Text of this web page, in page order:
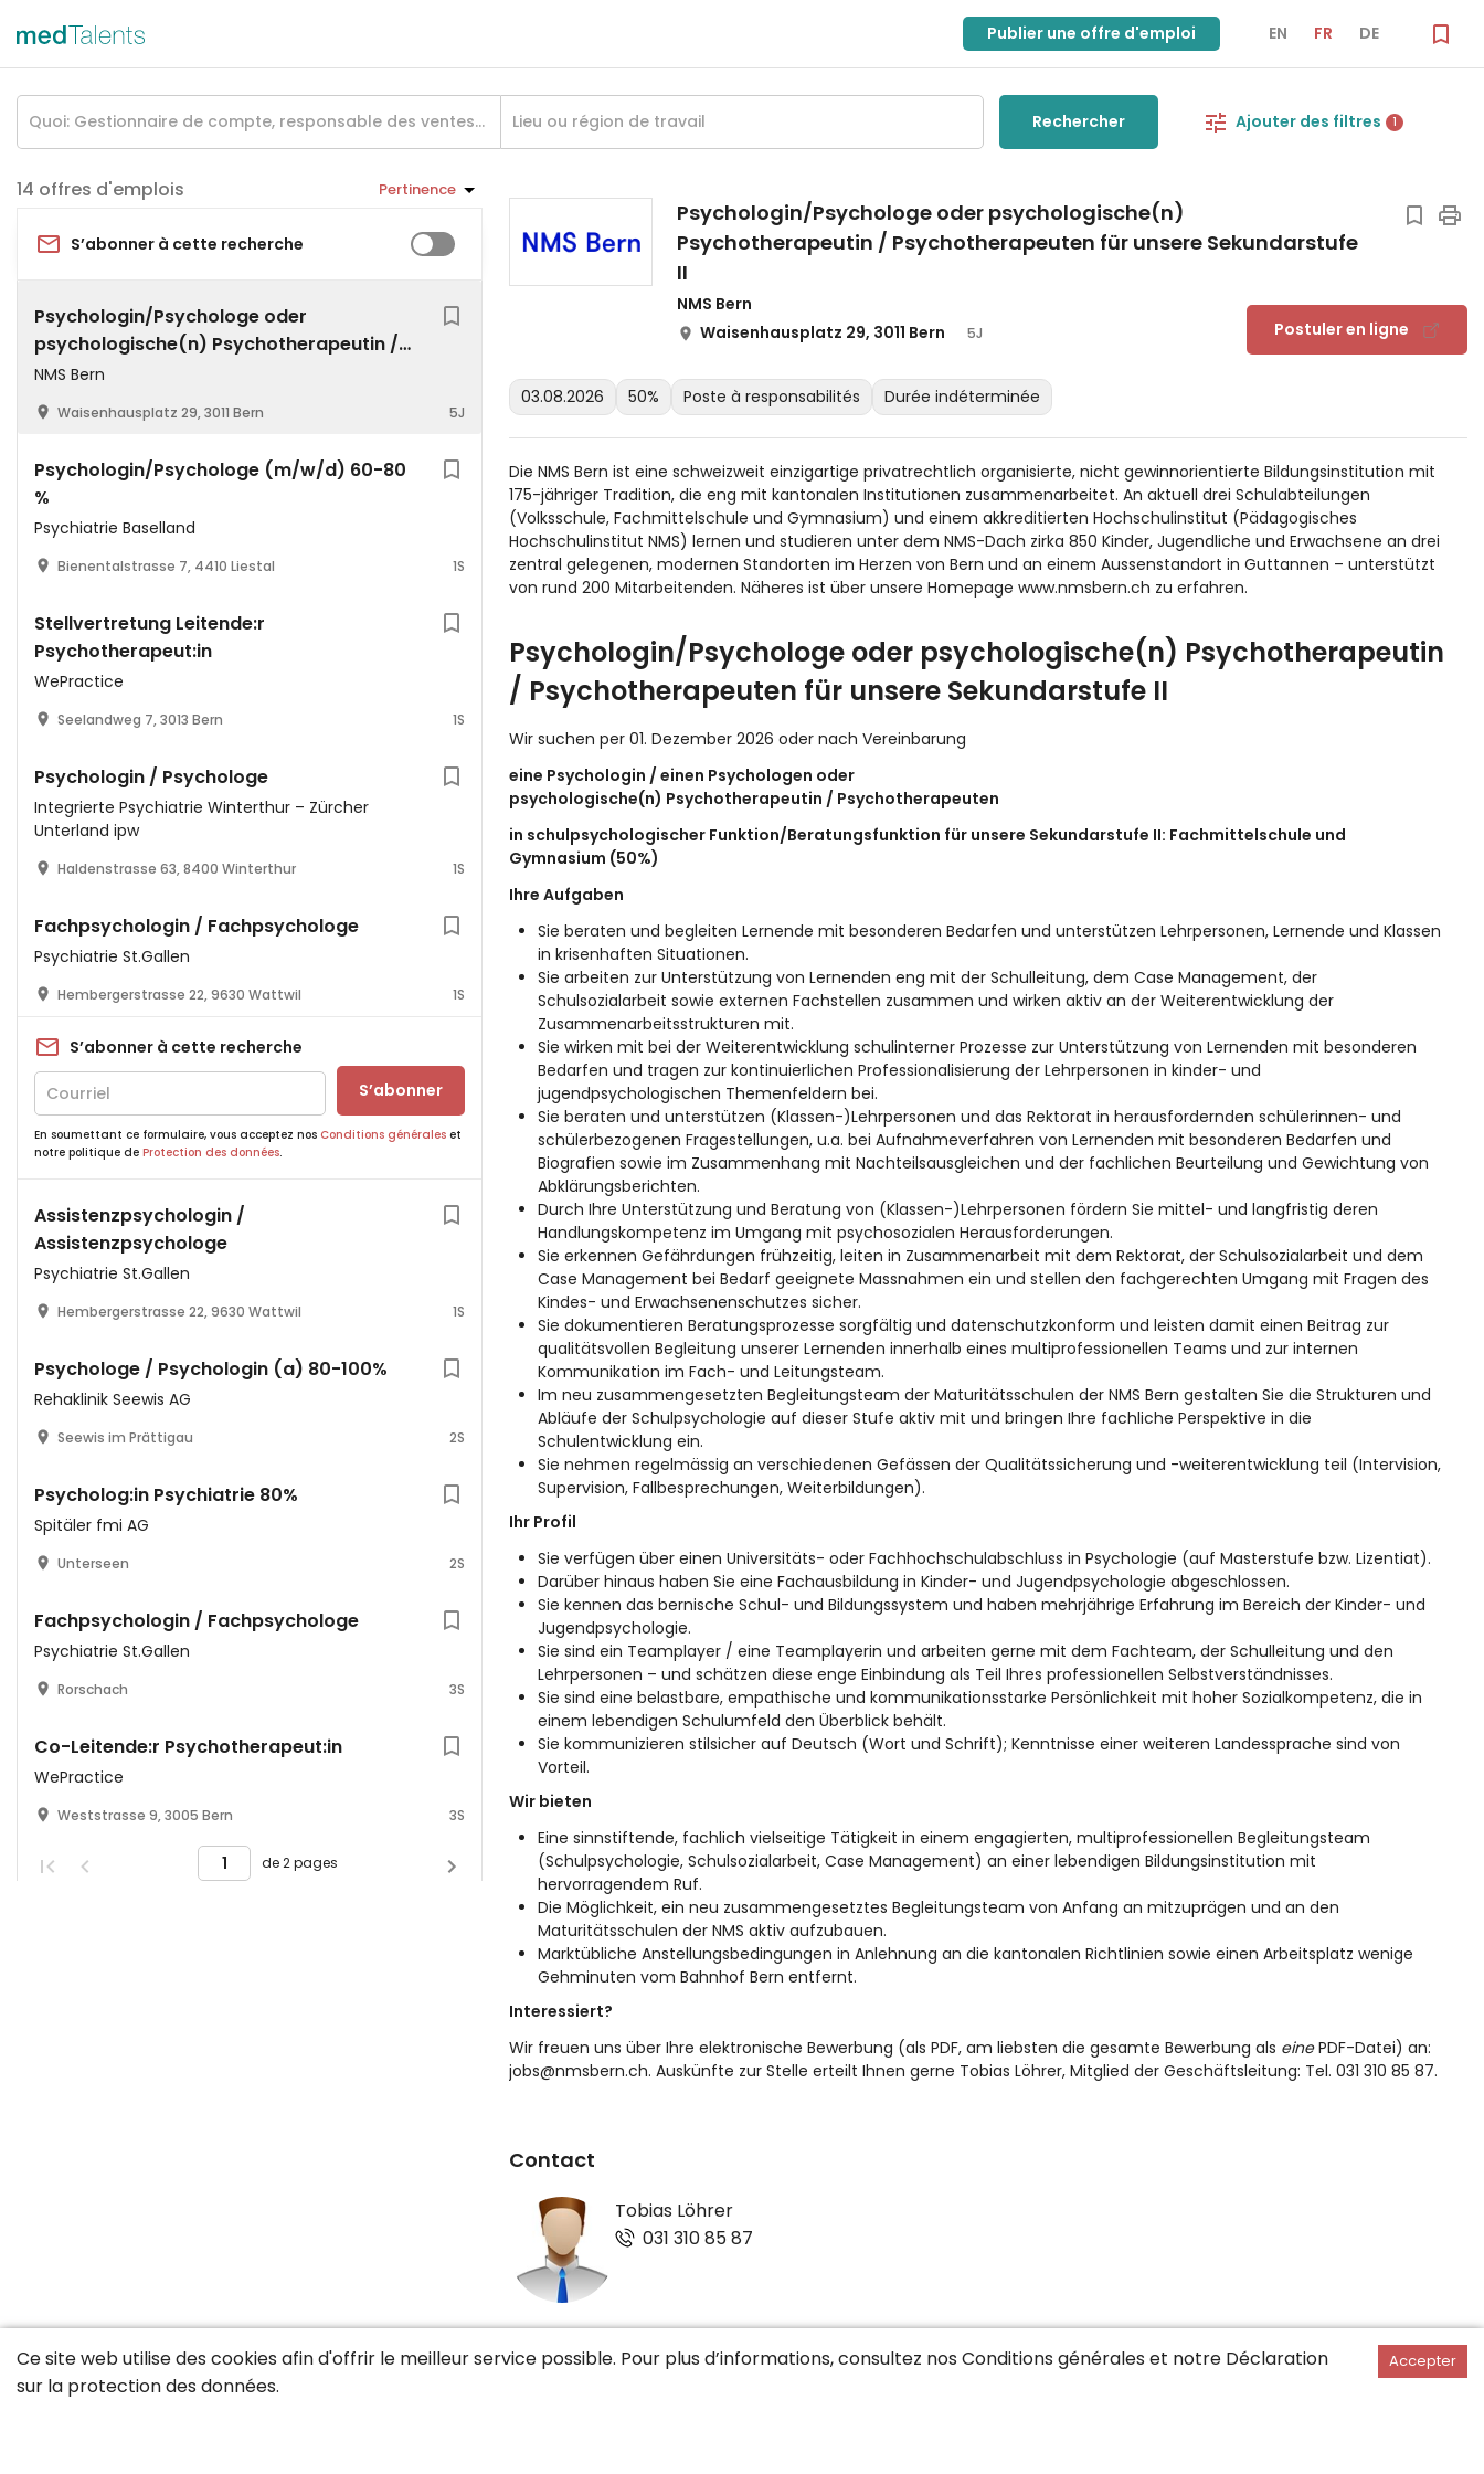
Publier une offre d'emploi EN FR DE
Rechercher Ajouter des filtres 1
offres d'emplois Pertinence
S’abonner à cette recherche
Psychologin/Psychologe oder
psychologische(n) Psychotherapeutin /
Psychotherapeuten für unsere
Sekundarstufe II
NMS Bern
Waisenhausplatz 29, 3011 Bern 5J
Psychologin/Psychologe (m/w/d) 60-80
%
Psychiatrie Baselland
Bienentalstrasse 7, 4410 Liestal 1S
Stellvertretung Leitende:r
Psychotherapeut:in
WePractice
Seelandweg 7, 3013 Bern 1S
Psychologin / Psychologe
Integrierte Psychiatrie Winterthur – Zürcher
Unterland ipw
Haldenstrasse 63, 8400 Winterthur 1S
Fachpsychologin / Fachpsychologe
Psychiatrie St.Gallen
Hembergerstrasse 22, 9630 Wattwil 1S
S’abonner à cette recherche
S’abonner
En soumettant ce formulaire, vous acceptez nos Conditions générales et
notre politique de Protection des données.
Assistenzpsychologin /
Assistenzpsychologe
Psychiatrie St.Gallen
Hembergerstrasse 22, 9630 Wattwil 1S
Psychologe / Psychologin (a) 80-100%
Rehaklinik Seewis AG
Seewis im Prättigau 2S
Psycholog:in Psychiatrie 80%
Spitäler fmi AG
Unterseen 2S
Fachpsychologin / Fachpsychologe
Psychiatrie St.Gallen
Rorschach 3S
Co-Leitende:r Psychotherapeut:in
WePractice
Weststrasse 9, 3005 Bern 3S
de 2 pages
Psychologin/Psychologe oder psychologische(n)
Psychotherapeutin / Psychotherapeuten für unsere Sekundarstufe
II
NMS Bern
Waisenhausplatz 29, 3011 Bern
5J Postuler en ligne
03.08.2026 50% Poste à responsabilités Durée indéterminée
Die NMS Bern ist eine schweizweit einzigartige privatrechtlich organisierte, nicht gewinnorientierte Bildungsinstitution mit
175-jähriger Tradition, die eng mit kantonalen Institutionen zusammenarbeitet. An aktuell drei Schulabteilungen
(Volksschule, Fachmittelschule und Gymnasium) und einem akkreditierten Hochschulinstitut (Pädagogisches
Hochschulinstitut NMS) lernen und studieren unter dem NMS-Dach zirka 850 Kinder, Jugendliche und Erwachsene an drei
zentral gelegenen, modernen Standorten im Herzen von Bern und an einem Aussenstandort in Guttannen – unterstützt
von rund 200 Mitarbeitenden. Näheres ist über unsere Homepage www.nmsbern.ch zu erfahren.
Psychologin/Psychologe oder psychologische(n) Psychotherapeutin
/ Psychotherapeuten für unsere Sekundarstufe II
Wir suchen per 01. Dezember 2026 oder nach Vereinbarung
eine Psychologin / einen Psychologen oder
psychologische(n) Psychotherapeutin / Psychotherapeuten
in schulpsychologischer Funktion/Beratungsfunktion für unsere Sekundarstufe II: Fachmittelschule und
Gymnasium (50%)
Ihre Aufgaben
Sie beraten und begleiten Lernende mit besonderen Bedarfen und unterstützen Lehrpersonen, Lernende und Klassen
in krisenhaften Situationen.
Sie arbeiten zur Unterstützung von Lernenden eng mit der Schulleitung, dem Case Management, der
Schulsozialarbeit sowie externen Fachstellen zusammen und wirken aktiv an der Weiterentwicklung der
Zusammenarbeitsstrukturen mit.
Sie wirken mit bei der Weiterentwicklung schulinterner Prozesse zur Unterstützung von Lernenden mit besonderen
Bedarfen und tragen zur kontinuierlichen Professionalisierung der Lehrpersonen in kinder- und
jugendpsychologischen Themenfeldern bei.
Sie beraten und unterstützen (Klassen-)Lehrpersonen und das Rektorat in herausfordernden schülerinnen- und
schülerbezogenen Fragestellungen, u.a. bei Aufnahmeverfahren von Lernenden mit besonderen Bedarfen und
Biografien sowie im Zusammenhang mit Nachteilsausgleichen und der fachlichen Beurteilung und Gewichtung von
Abklärungsberichten.
Durch Ihre Unterstützung und Beratung von (Klassen-)Lehrpersonen fördern Sie mittel- und langfristig deren
Handlungskompetenz im Umgang mit psychosozialen Herausforderungen.
Sie erkennen Gefährdungen frühzeitig, leiten in Zusammenarbeit mit dem Rektorat, der Schulsozialarbeit und dem
Case Management bei Bedarf geeignete Massnahmen ein und stellen den fachgerechten Umgang mit Fragen des
Kindes- und Erwachsenenschutzes sicher.
Sie dokumentieren Beratungsprozesse sorgfältig und datenschutzkonform und leisten damit einen Beitrag zur
qualitätsvollen Begleitung unserer Lernenden innerhalb eines multiprofessionellen Teams und zur internen
Kommunikation im Fach- und Leitungsteam.
Im neu zusammengesetzten Begleitungsteam der Maturitätsschulen der NMS Bern gestalten Sie die Strukturen und
Abläufe der Schulpsychologie auf dieser Stufe aktiv mit und bringen Ihre fachliche Perspektive in die
Schulentwicklung ein.
Sie nehmen regelmässig an verschiedenen Gefässen der Qualitätssicherung und -weiterentwicklung teil (Intervision,
Supervision, Fallbesprechungen, Weiterbildungen).
Ihr Profil
Sie verfügen über einen Universitäts- oder Fachhochschulabschluss in Psychologie (auf Masterstufe bzw. Lizentiat).
Darüber hinaus haben Sie eine Fachausbildung in Kinder- und Jugendpsychologie abgeschlossen.
Sie kennen das bernische Schul- und Bildungssystem und haben mehrjährige Erfahrung im Bereich der Kinder- und
Jugendpsychologie.
Sie sind ein Teamplayer / eine Teamplayerin und arbeiten gerne mit dem Fachteam, der Schulleitung und den
Lehrpersonen – und schätzen diese enge Einbindung als Teil Ihres professionellen Selbstverständnisses.
Sie sind eine belastbare, empathische und kommunikationsstarke Persönlichkeit mit hoher Sozialkompetenz, die in
einem lebendigen Schulumfeld den Überblick behält.
Sie kommunizieren stilsicher auf Deutsch (Wort und Schrift); Kenntnisse einer weiteren Landessprache sind von
Vorteil.
Wir bieten
Eine sinnstiftende, fachlich vielseitige Tätigkeit in einem engagierten, multiprofessionellen Begleitungsteam
(Schulpsychologie, Schulsozialarbeit, Case Management) an einer lebendigen Bildungsinstitution mit
hervorragendem Ruf.
Die Möglichkeit, ein neu zusammengesetztes Begleitungsteam von Anfang an mitzuprägen und an den
Maturitätsschulen der NMS aktiv aufzubauen.
Marktübliche Anstellungsbedingungen in Anlehnung an die kantonalen Richtlinien sowie einen Arbeitsplatz wenige
Gehminuten vom Bahnhof Bern entfernt.
Interessiert?
Wir freuen uns über Ihre elektronische Bewerbung (als PDF, am liebsten die gesamte Bewerbung als einePDF-Datei) an:
jobs@nmsbern.ch. Auskünfte zur Stelle erteilt Ihnen gerne Tobias Löhrer, Mitglied der Geschäftsleitung: Tel. 031 310 85 87.
Contact
Tobias Löhrer
031 310 85 87
https://www.nmsbern.ch
Ce site web utilise des cookies afin d'offrir le meilleur service possible. Pour plus d’informations, consultez nos Conditions générales et notre Déclaration
sur la protection des données.
Accepter